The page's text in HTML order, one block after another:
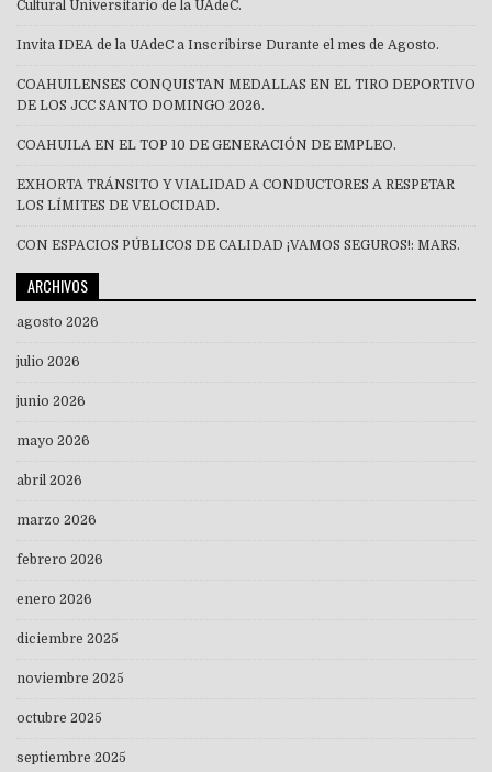
Cultural Universitario de la UAdeC.
Invita IDEA de la UAdeC a Inscribirse Durante el mes de Agosto.
COAHUILENSES CONQUISTAN MEDALLAS EN EL TIRO DEPORTIVO
DE LOS JCC SANTO DOMINGO 2026.
COAHUILA EN EL TOP 10 DE GENERACIÓN DE EMPLEO.
EXHORTA TRÁNSITO Y VIALIDAD A CONDUCTORES A RESPETAR
LOS LÍMITES DE VELOCIDAD.
CON ESPACIOS PÚBLICOS DE CALIDAD ¡VAMOS SEGUROS!: MARS.
ARCHIVOS
agosto 2026
julio 2026
junio 2026
mayo 2026
abril 2026
marzo 2026
febrero 2026
enero 2026
diciembre 2025
noviembre 2025
octubre 2025
septiembre 2025